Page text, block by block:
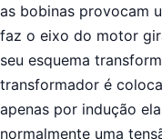
as bobinas provocam
faz o eixo do motor
seu esquema
transformador é
apenas por indução
normalmente uma